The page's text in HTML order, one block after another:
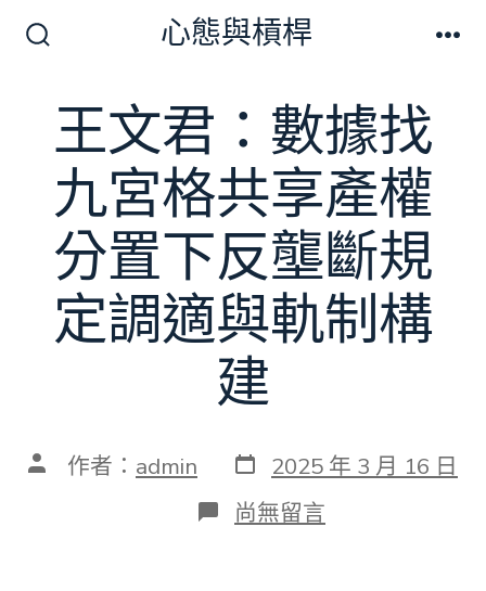
切
開
心態與槓桿
王文君：數據找
九宮格共享產權
分置下反壟斷規
定調適與軌制構
建
文 作者： admin 發
表
日
期
2025 年 3 月 16 日
在
〈王
尚無留言